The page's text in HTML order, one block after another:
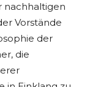
nachhaltigen
Vorstände
der
die